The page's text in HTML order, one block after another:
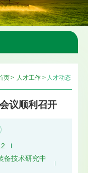
页> 人才工作 > 人才动态
议顺利召开
备技术研究中